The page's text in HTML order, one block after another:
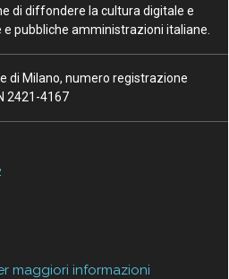
di diffondere la cultura digitale e
pubbliche amministrazioni italiane.
di Milano, numero registrazione
2421-4167
maggiori informazioni